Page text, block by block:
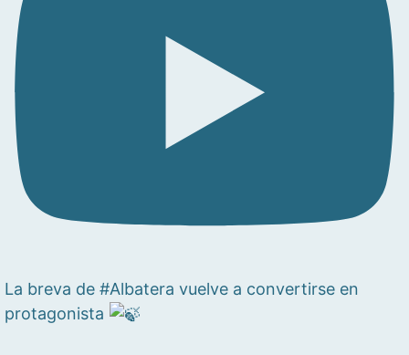
La breva de #Albatera vuelve a convertirse en
protagonista